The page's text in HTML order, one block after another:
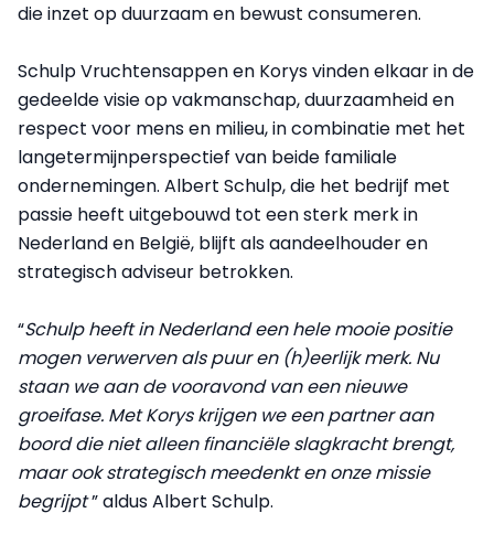
die inzet op duurzaam en bewust consumeren.
Schulp Vruchtensappen en Korys vinden elkaar in de
gedeelde visie op vakmanschap, duurzaamheid en
respect voor mens en milieu, in combinatie met het
langetermijnperspectief van beide familiale
ondernemingen. Albert Schulp, die het bedrijf met
passie heeft uitgebouwd tot een sterk merk in
Nederland en België, blijft als aandeelhouder en
strategisch adviseur betrokken.
“Schulp heeft in Nederland een hele mooie positie
mogen verwerven als puur en (h)eerlijk merk. Nu
staan we aan de vooravond van een nieuwe
groeifase. Met Korys krijgen we een partner aan
boord die niet alleen financiële slagkracht brengt,
maar ook strategisch meedenkt en onze missie
begrijpt” aldus Albert Schulp.